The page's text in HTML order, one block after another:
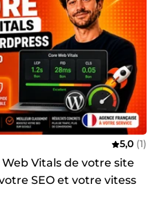
5,0 (1)
Vitals de votre site
SEO et votre vitess